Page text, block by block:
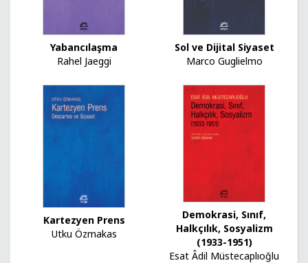
Yabancılaşma
Rahel Jaeggi
Sol ve Dijital Siyaset
Marco Guglielmo
Kartezyen Prens
Utku Özmakas
Demokrasi, Sınıf,
Halkçılık, Sosyalizm
(1933-1951)
Esat Âdil Müstecaplıoğlu